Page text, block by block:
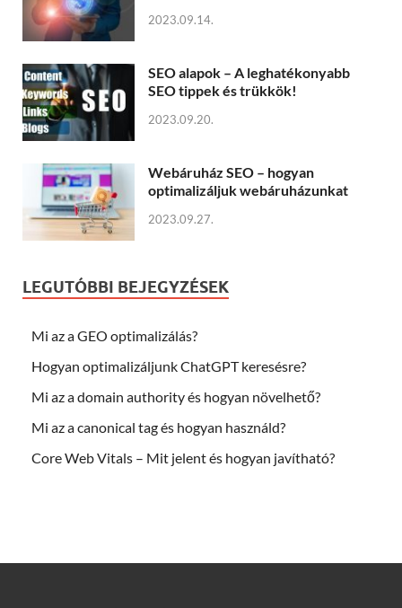
2023.09.14.
SEO alapok – A leghatékonyabb
SEO tippek és trükkök!
2023.09.20.
Webáruház SEO – hogyan
optimalizáljuk webáruházunkat
2023.09.27.
LEGUTÓBBI BEJEGYZÉSEK
Mi az a GEO optimalizálás?
Hogyan optimalizáljunk ChatGPT keresésre?
Mi az a domain authority és hogyan növelhető?
Mi az a canonical tag és hogyan használd?
Core Web Vitals – Mit jelent és hogyan javítható?